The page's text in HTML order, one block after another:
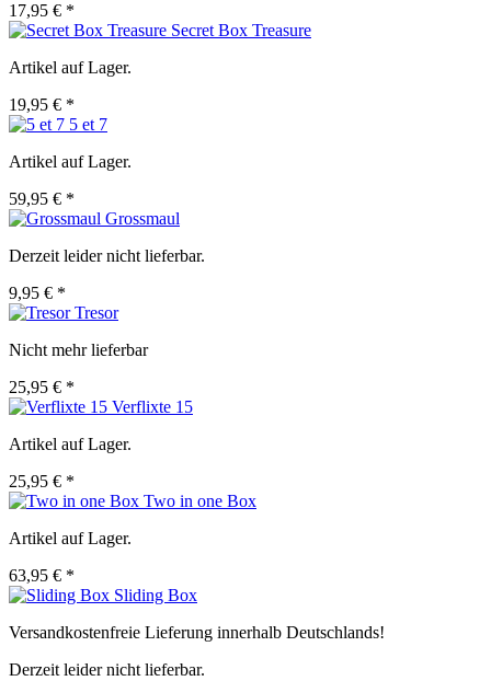
17,95 € *
Secret Box Treasure
Artikel auf Lager.
19,95 € *
5 et 7
Artikel auf Lager.
59,95 € *
Grossmaul
Derzeit leider nicht lieferbar.
9,95 € *
Tresor
Nicht mehr lieferbar
25,95 € *
Verflixte 15
Artikel auf Lager.
25,95 € *
Two in one Box
Artikel auf Lager.
63,95 € *
Sliding Box
Versandkostenfreie Lieferung innerhalb Deutschlands!
Derzeit leider nicht lieferbar.